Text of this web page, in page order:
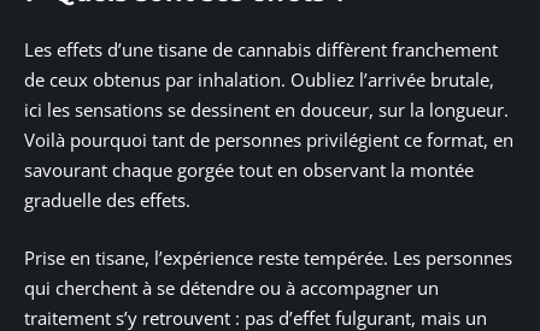
Les effets d’une tisane de cannabis diffèrent franchement
de ceux obtenus par inhalation. Oubliez l’arrivée brutale,
ici les sensations se dessinent en douceur, sur la longueur.
Voilà pourquoi tant de personnes privilégient ce format, en
savourant chaque gorgée tout en observant la montée
graduelle des effets.
Prise en tisane, l’expérience reste tempérée. Les personnes
qui cherchent à se détendre ou à accompagner un
traitement s’y retrouvent : pas d’effet fulgurant, mais un